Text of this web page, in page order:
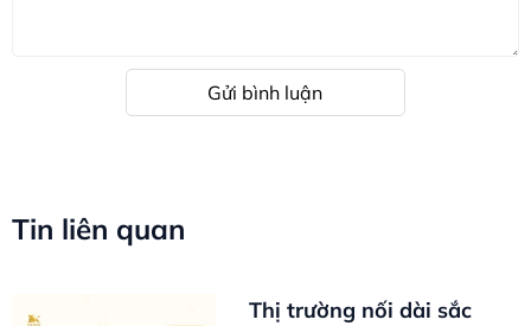
Gửi bình luận
Tin liên quan
Thị trường nối dài sắc